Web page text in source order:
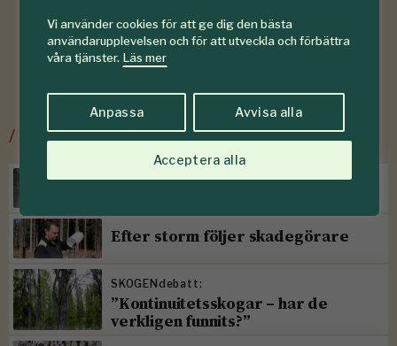
Vi använder cookies för att ge dig den bästa
användarupplevelsen och för att utveckla och förbättra
våra tjänster. Läs mer
Anpassa Avvisa alla
Acceptera alla
/Senaste ur Skogsskötsel
Torr höst försvagar sommargran
Efter storm följer skadegörare
SKOGENdebatt:
”Kontinuitetsskogar – har de
verkligen funnits?”